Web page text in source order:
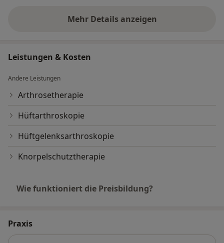
Mehr Details anzeigen
über Erfahrungen
Leistungen & Kosten
Andere Leistungen
Arthrosetherapie
Hüftarthroskopie
Hüftgelenksarthroskopie
Knorpelschutztherapie
Wie funktioniert die Preisbildung?
Praxis